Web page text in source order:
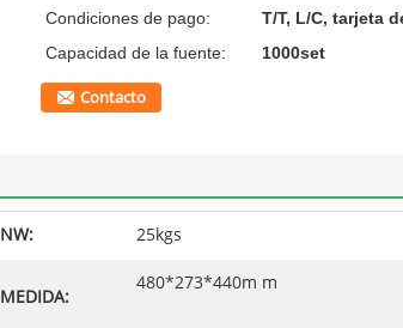
Condiciones de pago:
T/T, L/C, tarjeta
Capacidad de la fuente:
1000set
Contacto
NW: 25kgs
MEDIDA:
480*273*440m m